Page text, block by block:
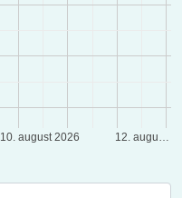
10. august 2026 12. augu…